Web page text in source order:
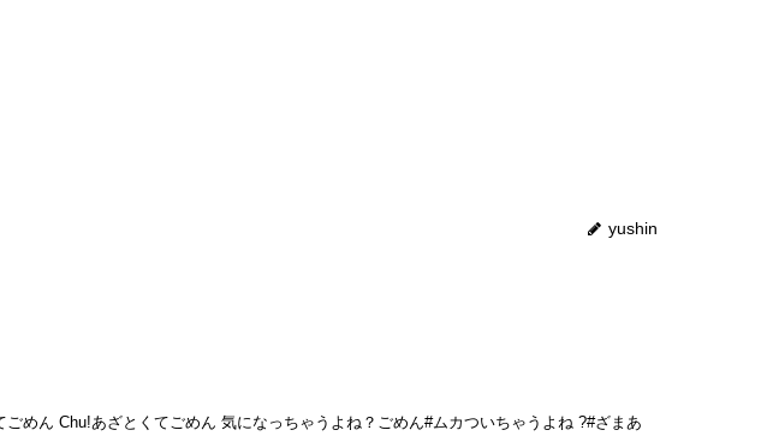
yushin
めん Chu!あざとくてごめん 気になっちゃうよね？ごめん#ムカついちゃうよね ?#ざまあ